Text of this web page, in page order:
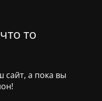
то
а пока вы